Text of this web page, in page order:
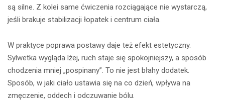
są silne. Z kolei same ćwiczenia rozciągające nie wystarczą,
jeśli brakuje stabilizacji łopatek i centrum ciała.
W praktyce poprawa postawy daje też efekt estetyczny.
Sylwetka wygląda lżej, ruch staje się spokojniejszy, a sposób
chodzenia mniej „pospinany”. To nie jest błahy dodatek.
Sposób, w jaki ciało ustawia się na co dzień, wpływa na
zmęczenie, oddech i odczuwanie bólu.